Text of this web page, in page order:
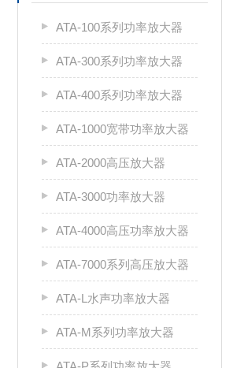
ATA-100系列功率放大器
ATA-300系列功率放大器
ATA-400系列功率放大器
ATA-1000宽带功率放大器
ATA-2000高压放大器
ATA-3000功率放大器
ATA-4000高压功率放大器
ATA-7000系列高压放大器
ATA-L水声功率放大器
ATA-M系列功率放大器